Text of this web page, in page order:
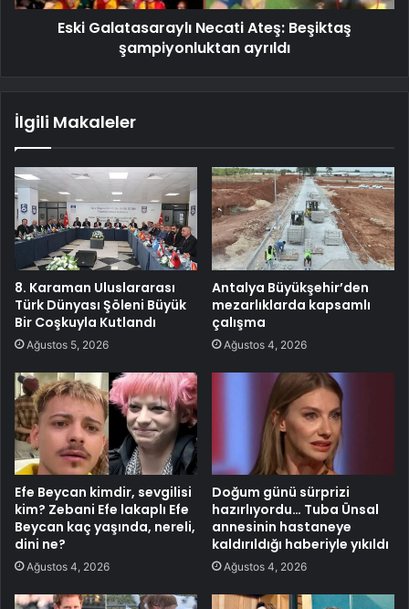
Eski Galatasaraylı Necati Ateş: Beşiktaş
şampiyonluktan ayrıldı
İlgili Makaleler
8. Karaman Uluslararası
Türk Dünyası Şöleni Büyük
Bir Coşkuyla Kutlandı
Ağustos 5, 2026
Antalya Büyükşehir’den
mezarlıklarda kapsamlı
çalışma
Ağustos 4, 2026
Efe Beycan kimdir, sevgilisi
kim? Zebani Efe lakaplı Efe
Beycan kaç yaşında, nereli,
dini ne?
Ağustos 4, 2026
Doğum günü sürprizi
hazırlıyordu… Tuba Ünsal
annesinin hastaneye
kaldırıldığı haberiyle yıkıldı
Ağustos 4, 2026